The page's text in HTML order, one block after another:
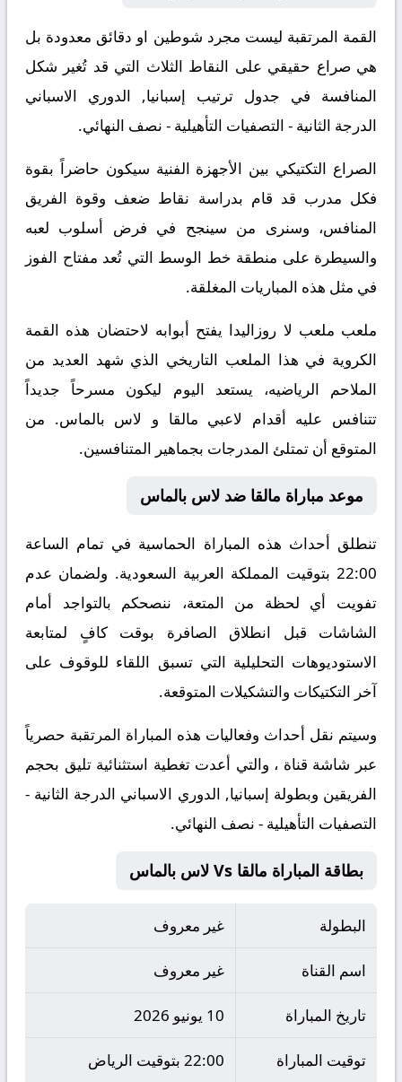
القمة المرتقبة ليست مجرد شوطين او دقائق معدودة بل
هي صراع حقيقي على النقاط الثلاث التي قد تُغير شكل
المنافسة في جدول ترتيب إسبانيا, الدوري الاسباني
الدرجة الثانية - التصفيات التأهيلية - نصف النهائي.
الصراع التكتيكي بين الأجهزة الفنية سيكون حاضراً بقوة
فكل مدرب قد قام بدراسة نقاط ضعف وقوة الفريق
المنافس، وسنرى من سينجح في فرض أسلوب لعبه
والسيطرة على منطقة خط الوسط التي تُعد مفتاح الفوز
في مثل هذه المباريات المغلقة.
ملعب ملعب لا روزاليدا يفتح أبوابه لاحتضان هذه القمة
الكروية في هذا الملعب التاريخي الذي شهد العديد من
الملاحم الرياضيه، يستعد اليوم ليكون مسرحاً جديداً
تتنافس عليه أقدام لاعبي مالقا و لاس بالماس. من
المتوقع أن تمتلئ المدرجات بجماهير المتنافسين.
موعد مباراة مالقا ضد لاس بالماس
تنطلق أحداث هذه المباراة الحماسية في تمام الساعة
22:00 بتوقيت المملكة العربية السعودية. ولضمان عدم
تفويت أي لحظة من المتعة، ننصحكم بالتواجد أمام
الشاشات قبل انطلاق الصافرة بوقت كافٍ لمتابعة
الاستوديوهات التحليلية التي تسبق اللقاء للوقوف على
آخر التكتيكات والتشكيلات المتوقعة.
​وسيتم نقل أحداث وفعاليات هذه المباراة المرتقبة حصرياً
عبر شاشة قناة ، والتي أعدت تغطية استثنائية تليق بحجم
الفريقين وبطولة إسبانيا, الدوري الاسباني الدرجة الثانية -
التصفيات التأهيلية - نصف النهائي.
بطاقة المباراة مالقا Vs لاس بالماس
البطولة غير معروف
اسم القناة غير معروف
تاريخ المباراة 10 يونيو 2026
توقيت المباراة 22:00 بتوقيت الرياض